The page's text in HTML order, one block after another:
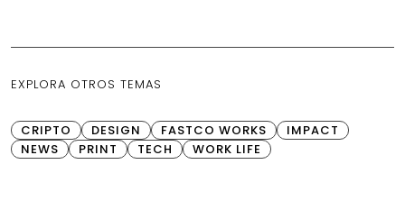
EXPLORA OTROS TEMAS
CRIPTO DESIGN FASTCO WORKS
IMPACT
NEWS
PRINT TECH WORK LIFE